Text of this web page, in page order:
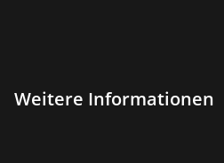
Weitere Informationen